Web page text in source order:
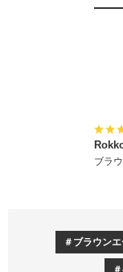
ブラ
ブラウン